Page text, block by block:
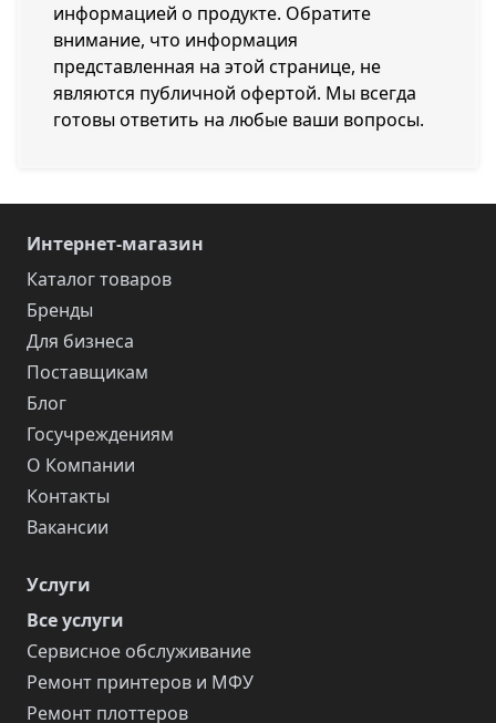
информацией о продукте. Обратите
внимание, что информация
представленная на этой странице, не
являются публичной офертой. Мы всегда
готовы ответить на любые ваши вопросы.
Интернет-магазин
Каталог товаров
Бренды
Для бизнеса
Поставщикам
Блог
Госучреждениям
О Компании
Контакты
Вакансии
Услуги
Все услуги
Сервисное обслуживание
Ремонт принтеров и МФУ
Ремонт плоттеров